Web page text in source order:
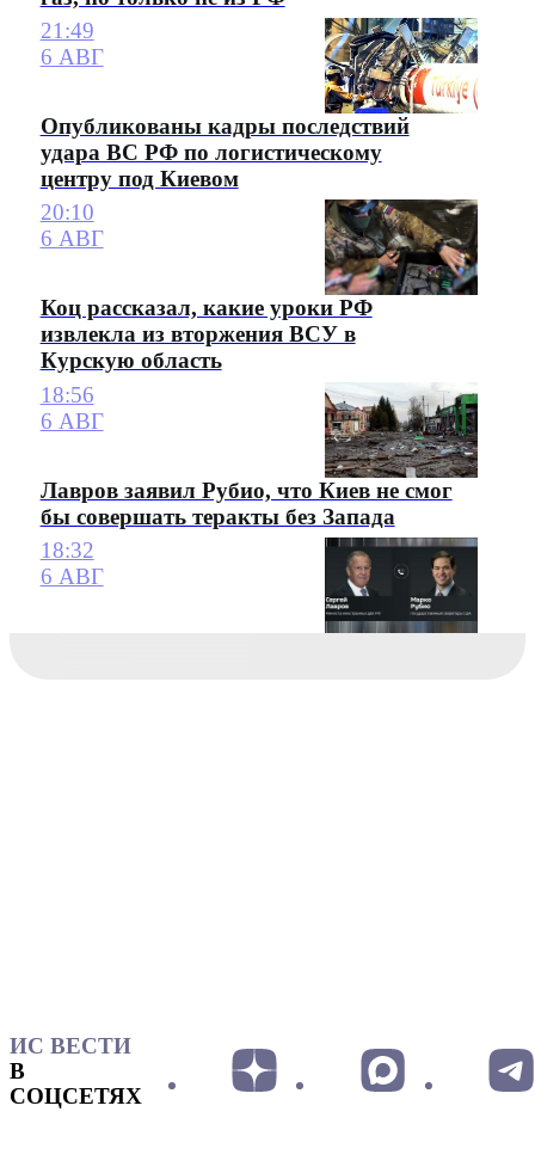
21:49
6 АВГ
Опубликованы кадры последствий
удара ВС РФ по логистическому
центру под Киевом
20:10
6 АВГ
Коц рассказал, какие уроки РФ
извлекла из вторжения ВСУ в
Курскую область
18:56
6 АВГ
Лавров заявил Рубио, что Киев не смог
бы совершать теракты без Запада
18:32
6 АВГ
ИС ВЕСТИ
В
СОЦСЕТЯХ